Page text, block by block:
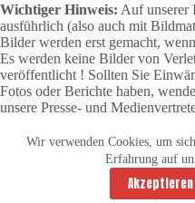
Wir verwenden Cookies, um
Erfahrung auf
Akzeptieren
Wichtiger Hinweis: Auf unserer
ausführlich (also auch mit
Bilder werden erst gemacht,
Es werden keine Bilder von
veröffentlicht ! Sollten Sie
Fotos oder Berichte haben,
unsere Presse- und
Copyright ©